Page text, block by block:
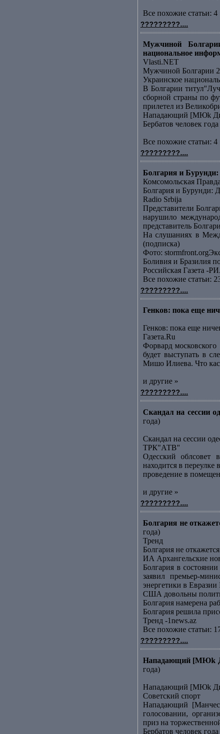
Все похожие статьи: 4
?????????....
Мужчиной
национальное
Vlasti.NET
Мужчиной Болгарии
Украинское
В Болгарии
сборной страны по
прилетел из
Нападающий [МЮk
Бербатов человек
Все похожие статьи: 4
?????????....
Болгария и Бурунди:
Комсомольская
Болгария и Бурунди:
Radio Srbija
Представители
нарушило
представитель
На слушаниях в
(подписка)
Фото:
Боливия и Бразилия
Российская Газета -
Все похожие статьи:
?????????....
Генков: пока еще
Генков: пока еще
Газета.Ru
Форвард
будет выступать в
Мишо Илиева. Что
и другие »
?????????....
Скандал на сессии
года)
Скандал на сессии
ТРК"АТВ"
Одесский облсовет
находится в
проведение в
и другие »
?????????....
Болгария не
года)
Тренд
Болгария не
ИА Архангельские
Болгария в
заявил премьер-
энергетики в
США довольны
Болгария намерена
Болгария решила
Тренд -1news.az
Все похожие статьи:
?????????....
Нападающий [МЮk
года)
Нападающий [МЮk
Советский спорт
Нападающий
голосовании,
приз на
Бербатов человек